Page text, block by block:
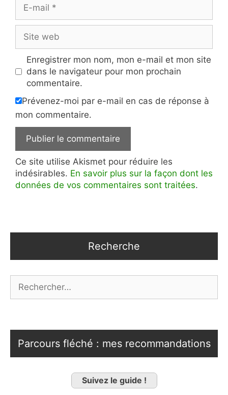
mail
web
Enregistrer mon nom, mon e-mail et mon site
dans le navigateur pour mon prochain
commentaire.
Prévenez-moi par e-mail en cas de réponse à
mon commentaire.
Ce site utilise Akismet pour réduire les
indésirables. En savoir plus sur la façon dont les
données de vos commentaires sont traitées.
Recherche
Parcours fléché : mes recommandations
Suivez le guide !